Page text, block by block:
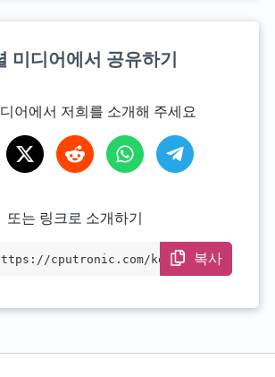
미디어에서 공유하기
어에서 저희를 소개해 주세요
또는 링크로 소개하기
cputronic.com/ko/cpu/am
복사